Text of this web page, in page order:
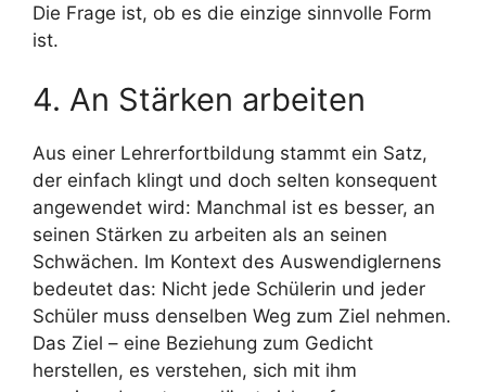
Die Frage ist, ob es die einzige sinnvolle Form
ist.
4. An Stärken arbeiten
Aus einer Lehrerfortbildung stammt ein Satz,
der einfach klingt und doch selten konsequent
angewendet wird: Manchmal ist es besser, an
seinen Stärken zu arbeiten als an seinen
Schwächen. Im Kontext des Auswendiglernens
bedeutet das: Nicht jede Schülerin und jeder
Schüler muss denselben Weg zum Ziel nehmen.
Das Ziel – eine Beziehung zum Gedicht
herstellen, es verstehen, sich mit ihm